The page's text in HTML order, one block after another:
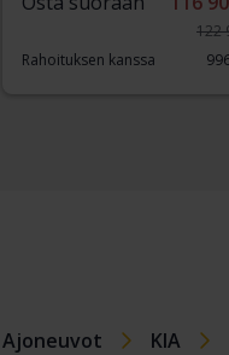
122
Rahoituksen kanssa
Ajoneuvot KIA